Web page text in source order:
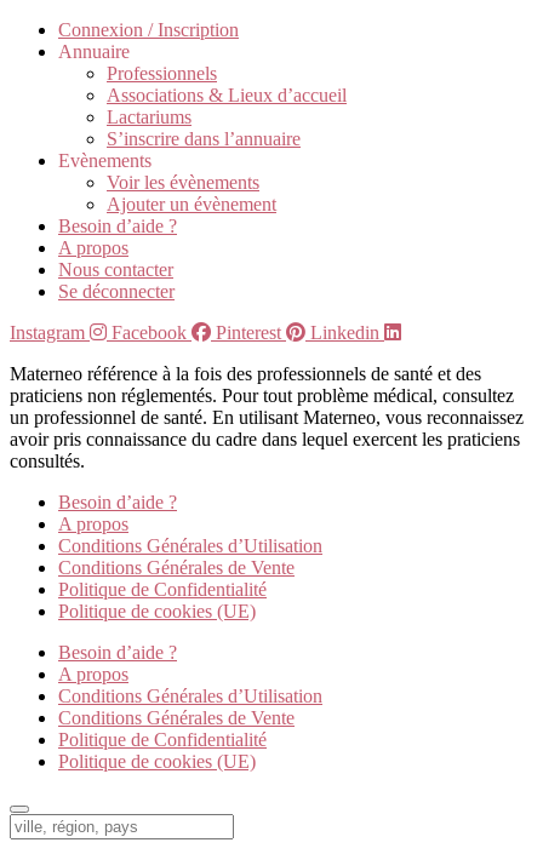
Connexion / Inscription
Annuaire
Professionnels
Associations & Lieux d’accueil
Lactariums
S’inscrire dans l’annuaire
Evènements
Voir les évènements
Ajouter un évènement
Besoin d’aide ?
A propos
Nous contacter
Se déconnecter
Instagram
Facebook Pinterest
Linkedin
Materneo référence à la fois des professionnels de santé et des
praticiens non réglementés. Pour tout problème médical, consultez
un professionnel de santé. En utilisant Materneo, vous reconnaissez
avoir pris connaissance du cadre dans lequel exercent les praticiens
consultés.
Besoin d’aide ?
A propos
Conditions Générales d’Utilisation
Conditions Générales de Vente
Politique de Confidentialité
Politique de cookies (UE)
Besoin d’aide ?
A propos
Conditions Générales d’Utilisation
Conditions Générales de Vente
Politique de Confidentialité
Politique de cookies (UE)